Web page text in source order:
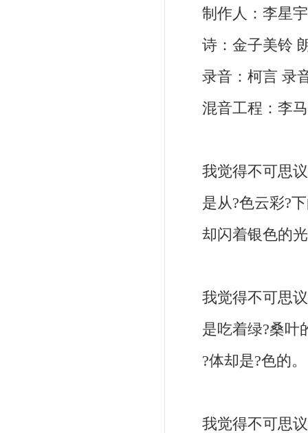
制作人：李星宇
诗：金子美铃
录音：柯言 录音
混音工程：李马
我觉得不可思议
是从?色云彩?下
却闪着银色的
我觉得不可思议
是吃着绿?桑叶
?体却是?色的。
我觉得不可思议